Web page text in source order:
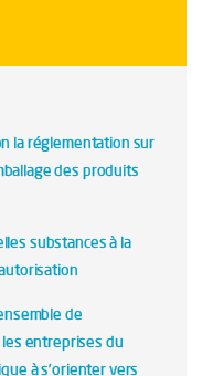
la réglementation sur
des produits
substances à la
de
entreprises du
à s’orienter vers